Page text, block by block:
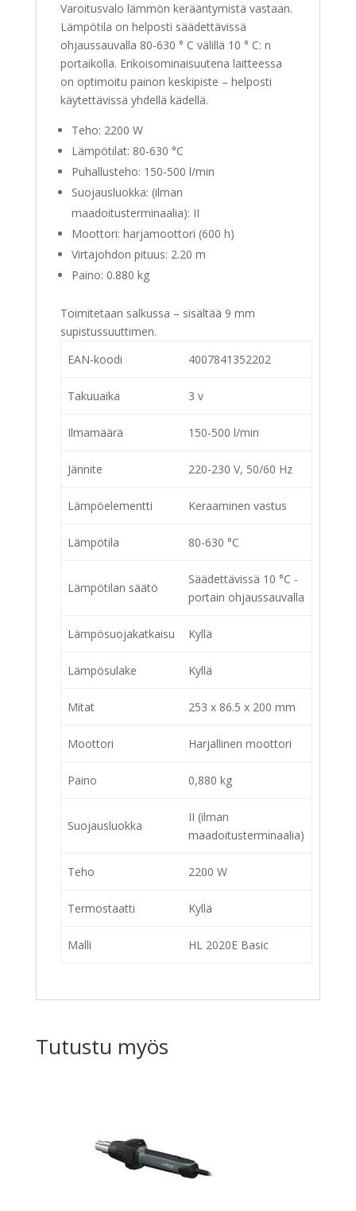
Varoitusvalo lämmön kerääntymistä vastaan.
Lämpötila on helposti säädettävissä
ohjaussauvalla 80-630 ° C välillä 10 ° C: n
portaikolla. Erikoisominaisuutena laitteessa
on optimoitu painon keskipiste – helposti
käytettävissä yhdellä kädellä.
Teho: 2200 W
Lämpötilat: 80-630 °C
Puhallusteho: 150-500 l/min
Suojausluokka: (ilman
maadoitusterminaalia): II
Moottori: harjamoottori (600 h)
Virtajohdon pituus: 2.20 m
Paino: 0.880 kg
Toimitetaan salkussa – sisältää 9 mm
supistussuuttimen.
EAN-koodi
4007841352202
Takuuaika 3 v
Ilmamäärä 150-500 l/min
Jännite 220-230 V, 50/60 Hz
Lämpöelementti Keraaminen vastus
Lämpötila 80-630 °C
Lämpötilan säätö
Säädettävissä 10 °C -
portain ohjaussauvalla
Lämpösuojakatkaisu Kyllä
Lämpösulake Kyllä
Mitat 253 x 86.5 x 200 mm
Moottori Harjallinen moottori
Paino 0,880 kg
Suojausluokka
II (ilman
maadoitusterminaalia)
Teho 2200 W
Termostaatti Kyllä
Malli HL 2020E Basic
Tutustu myös